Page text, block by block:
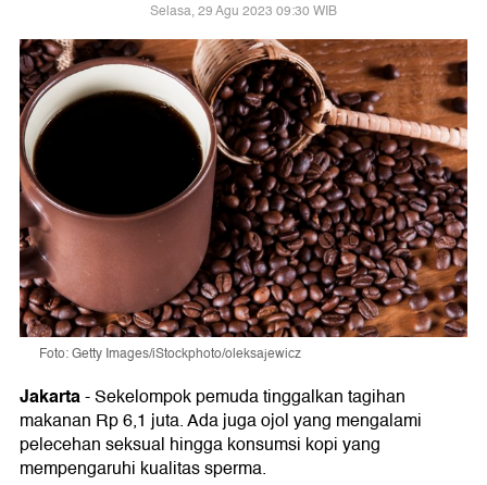
Selasa, 29 Agu 2023 09:30 WIB
Foto: Getty Images/iStockphoto/oleksajewicz
Jakarta-Sekelompok pemuda tinggalkan tagihan
makanan Rp 6,1 juta. Ada juga ojol yang mengalami
pelecehan seksual hingga konsumsi kopi yang
mempengaruhi kualitas sperma.